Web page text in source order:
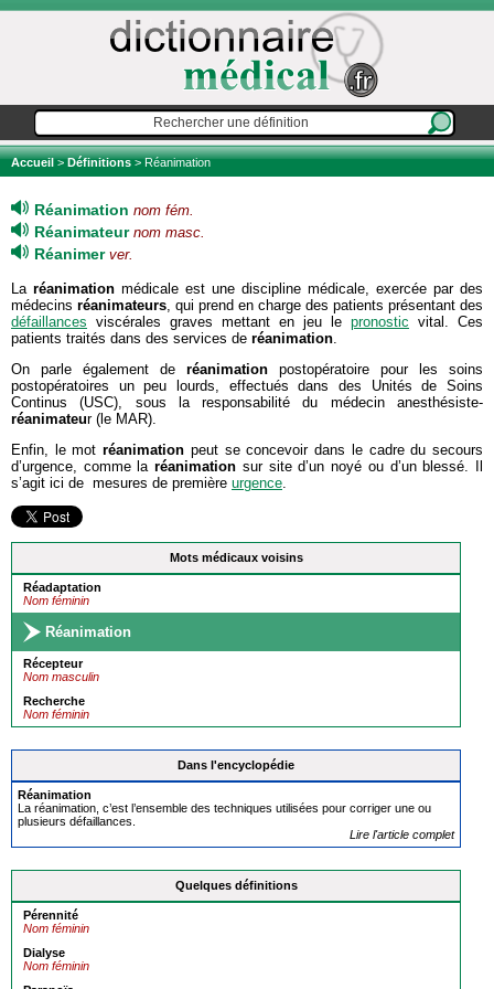
Accueil>Définitions> Réanimation
Mots médicaux voisins
Réadaptation
Nom féminin
Réanimation
Récepteur
Nom masculin
Recherche
Nom féminin
Dans l'encyclopédie
Réanimation
La réanimation, c’est l’ensemble des techniques utilisées pour corriger une ou
plusieurs défaillances.
Lire l'article complet
Quelques définitions
Pérennité
Nom féminin
Dialyse
Nom féminin
Réanimation nom fém.
Réanimateur nom masc.
Réanimer ver.
La réanimation médicale est une discipline médicale, exercée par des
médecins réanimateurs, qui prend en charge des patients présentant des
défaillances viscérales graves mettant en jeu le pronostic vital. Ces
patients traités dans des services de réanimation.
On parle également de réanimation postopératoire pour les soins
postopératoires un peu lourds, effectués dans des Unités de Soins
Continus (USC), sous la responsabilité du médecin anesthésiste-
réanimateur (le MAR).
Enfin, le motréanimation peut se concevoir dans le cadre du secours
d’urgence, comme laréanimation sur site d’un noyé ou d’un blessé. Il
s’agit ici de mesures de première urgence.